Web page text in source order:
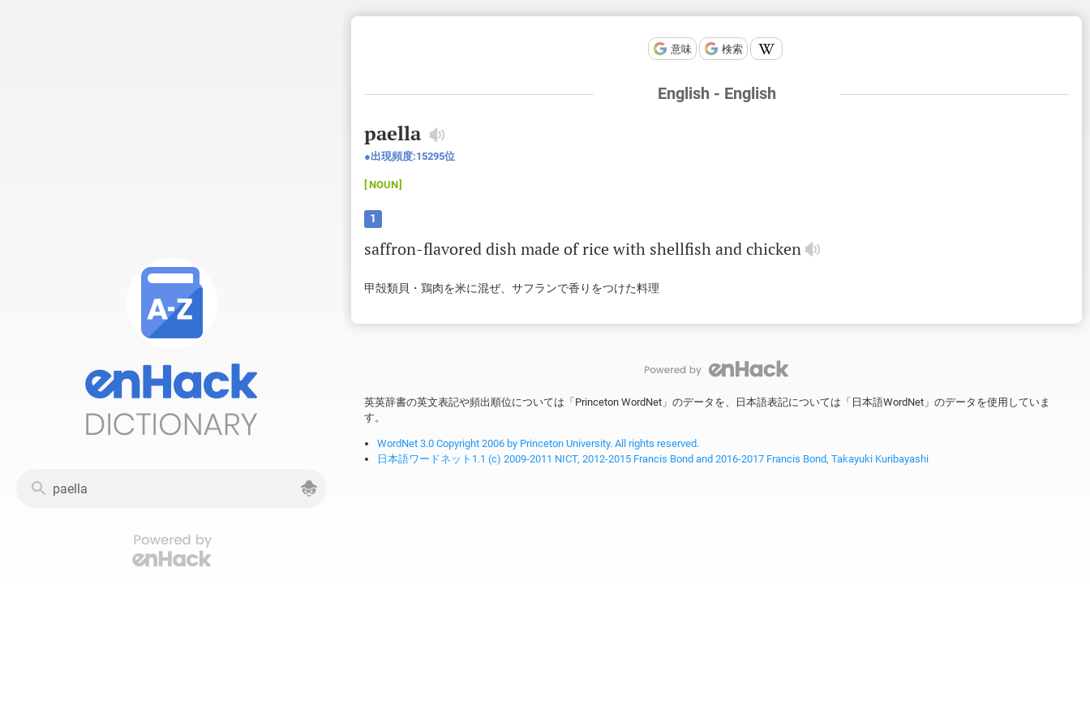
意味 検索
English - English
paella
出現頻度:15295位
NOUN
1
saffron-flavoreddishmade ofrice with shellfishandchicken
甲殻類貝・鶏肉を米に混ぜ、サフランで香りをつけた料理
英英辞書の英文表記や頻出順位については「Princeton WordNet」のデータを、日本語表記については「日本語WordNet」のデータを使用していま
す。
WordNet 3.0 Copyright 2006 by Princeton University. All rights reserved.
日本語ワードネット1.1 (c) 2009-2011 NICT, 2012-2015 Francis Bond and 2016-2017 Francis Bond, Takayuki Kuribayashi